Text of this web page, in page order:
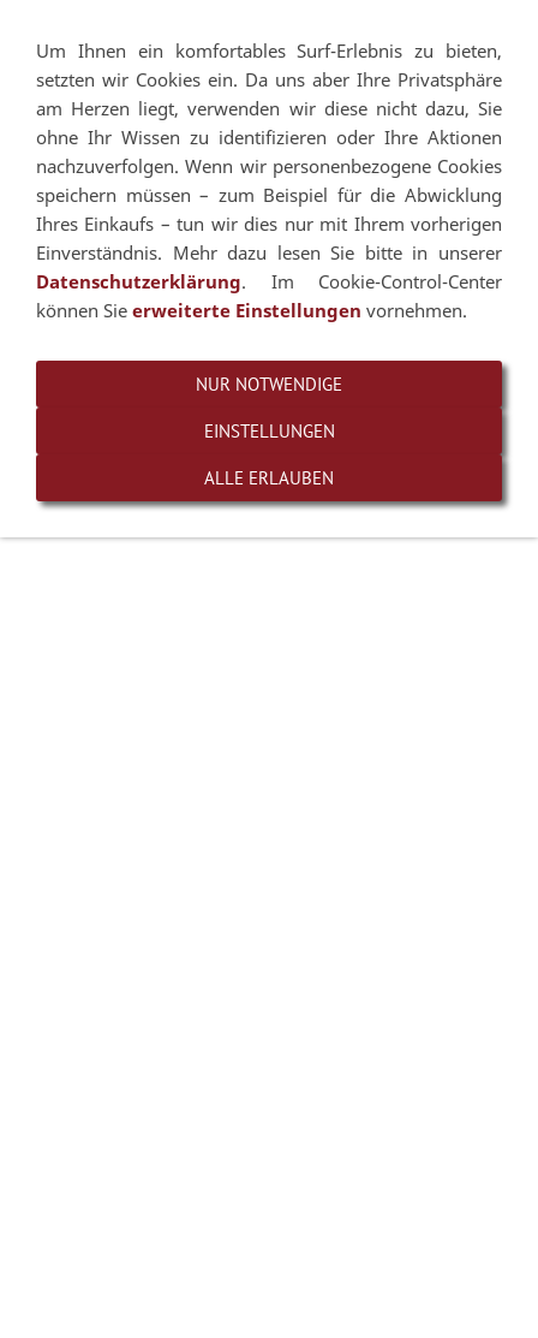
Navigation einblenden
Um Ihnen ein komfortables Surf-Erlebnis zu bieten,
setzten wir Cookies ein. Da uns aber Ihre Privatsphäre
am Herzen liegt, verwenden wir diese nicht dazu, Sie
ohne Ihr Wissen zu identifizieren oder Ihre Aktionen
nachzuverfolgen. Wenn wir personenbezogene Cookies
speichern müssen – zum Beispiel für die Abwicklung
Ihres Einkaufs – tun wir dies nur mit Ihrem vorherigen
Einverständnis. Mehr dazu lesen Sie bitte in unserer
Datenschutzerklärung. Im Cookie-Control-Center
können Sie erweiterte Einstellungen vornehmen.
NUR NOTWENDIGE
EINSTELLUNGEN
ALLE ERLAUBEN